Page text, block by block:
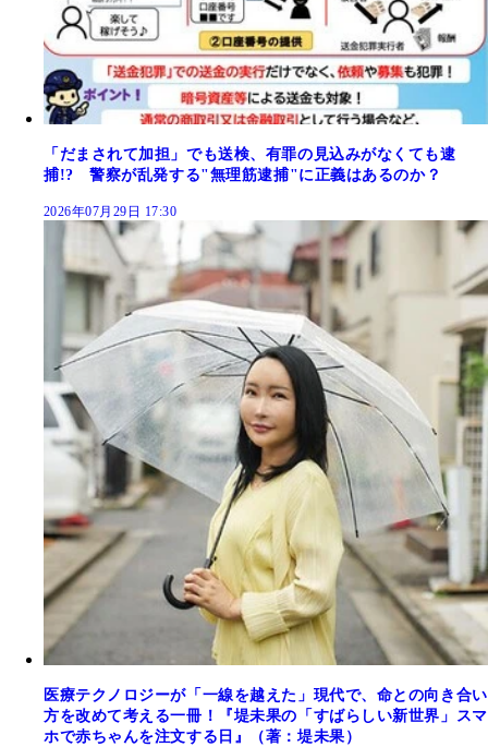
「だまされて加担」でも送検、有罪の見込みがなくても逮
捕!? 警察が乱発する"無理筋逮捕"に正義はあるのか？
2026年07月29日 17:30
医療テクノロジーが「一線を越えた」現代で、命との向き合い
方を改めて考える一冊！『堤未果の「すばらしい新世界」スマ
ホで赤ちゃんを注文する日』（著：堤未果）